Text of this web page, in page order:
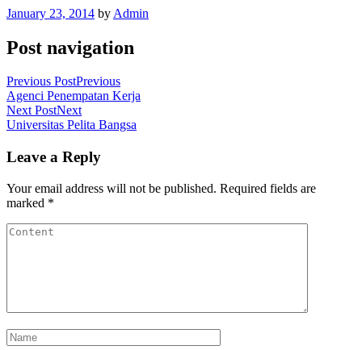
January 23, 2014 by Admin
Post navigation
Previous PostPrevious
Agenci Penempatan Kerja
Next PostNext
Universitas Pelita Bangsa
Leave a Reply
Your email address will not be published. Required fields are
marked *